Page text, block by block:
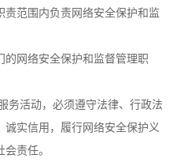
责范围内负责网络安全保护和监
网络安全保护和监督管理职
活动，必须遵守法律、行政法
实信用，履行网络安全保护义
责任。